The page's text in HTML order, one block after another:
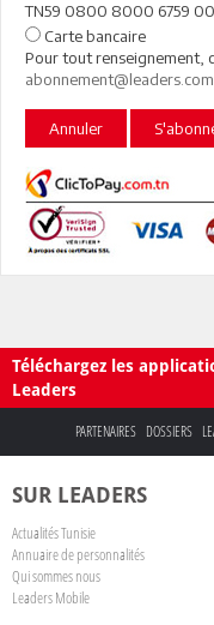
TN59 0800 8000 6759
Carte bancaire
Pour tout renseignement,
Annuler
Téléchargez les
Leaders
PARTENAIRES DOSSIERS
SUR LEADERS
Actualités Tunisie
Annuaire de personnalités
Qui sommes nous
Leaders Mobile